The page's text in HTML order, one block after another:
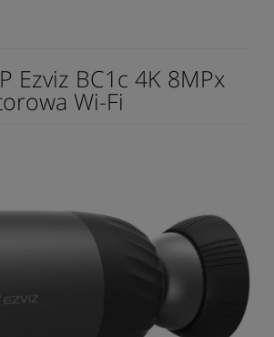
Ezviz BC1c 4K 8MPx
Wi-Fi